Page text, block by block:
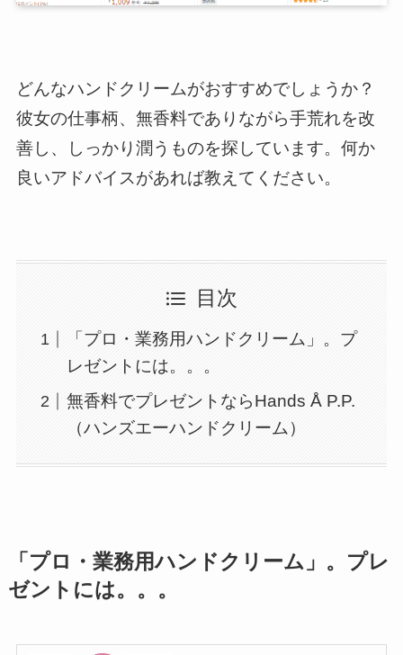
どんなハンドクリームがおすすめでしょうか？
彼女の仕事柄、無香料でありながら手荒れを改
善し、しっかり潤うものを探しています。何か
良いアドバイスがあれば教えてください。
目次
「プロ・業務用ハンドクリーム」。プ
レゼントには。。。
無香料でプレゼントならHands Å P.P.
（ハンズエーハンドクリーム）
「プロ・業務用ハンドクリーム」。プレ
ゼントには。。。